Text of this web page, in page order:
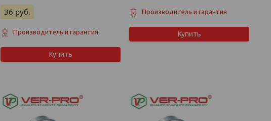
36 руб.
Производитель и гарантия
Купить
Производитель и гарантия
Купить